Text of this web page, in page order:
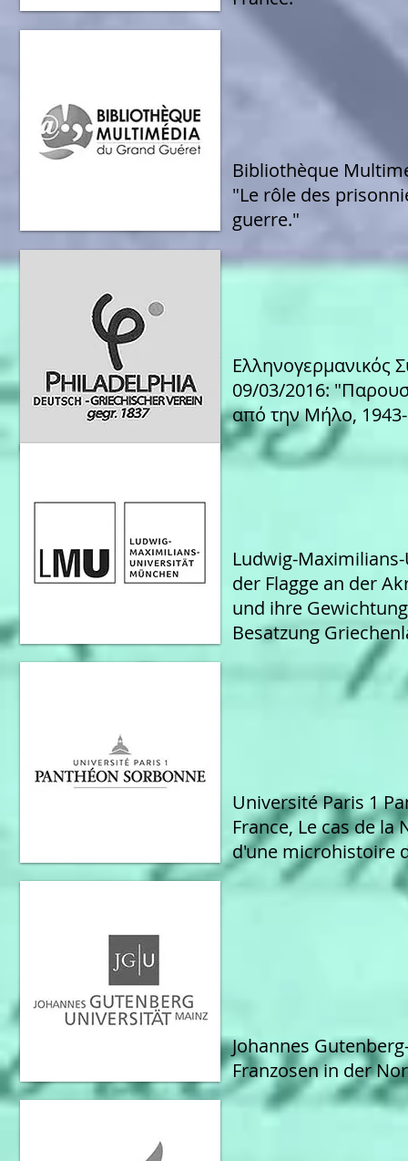
Bibliothèque
"Le rôle des
guerre."
Ελληνογερμανικός
09/03/2016:
από την Μήλο,
Ludwig-
der Flagge an der
und ihre
Besatzung
Université Paris 1
France, Le cas de
d'une microhistoire
Johannes
Franzosen in der